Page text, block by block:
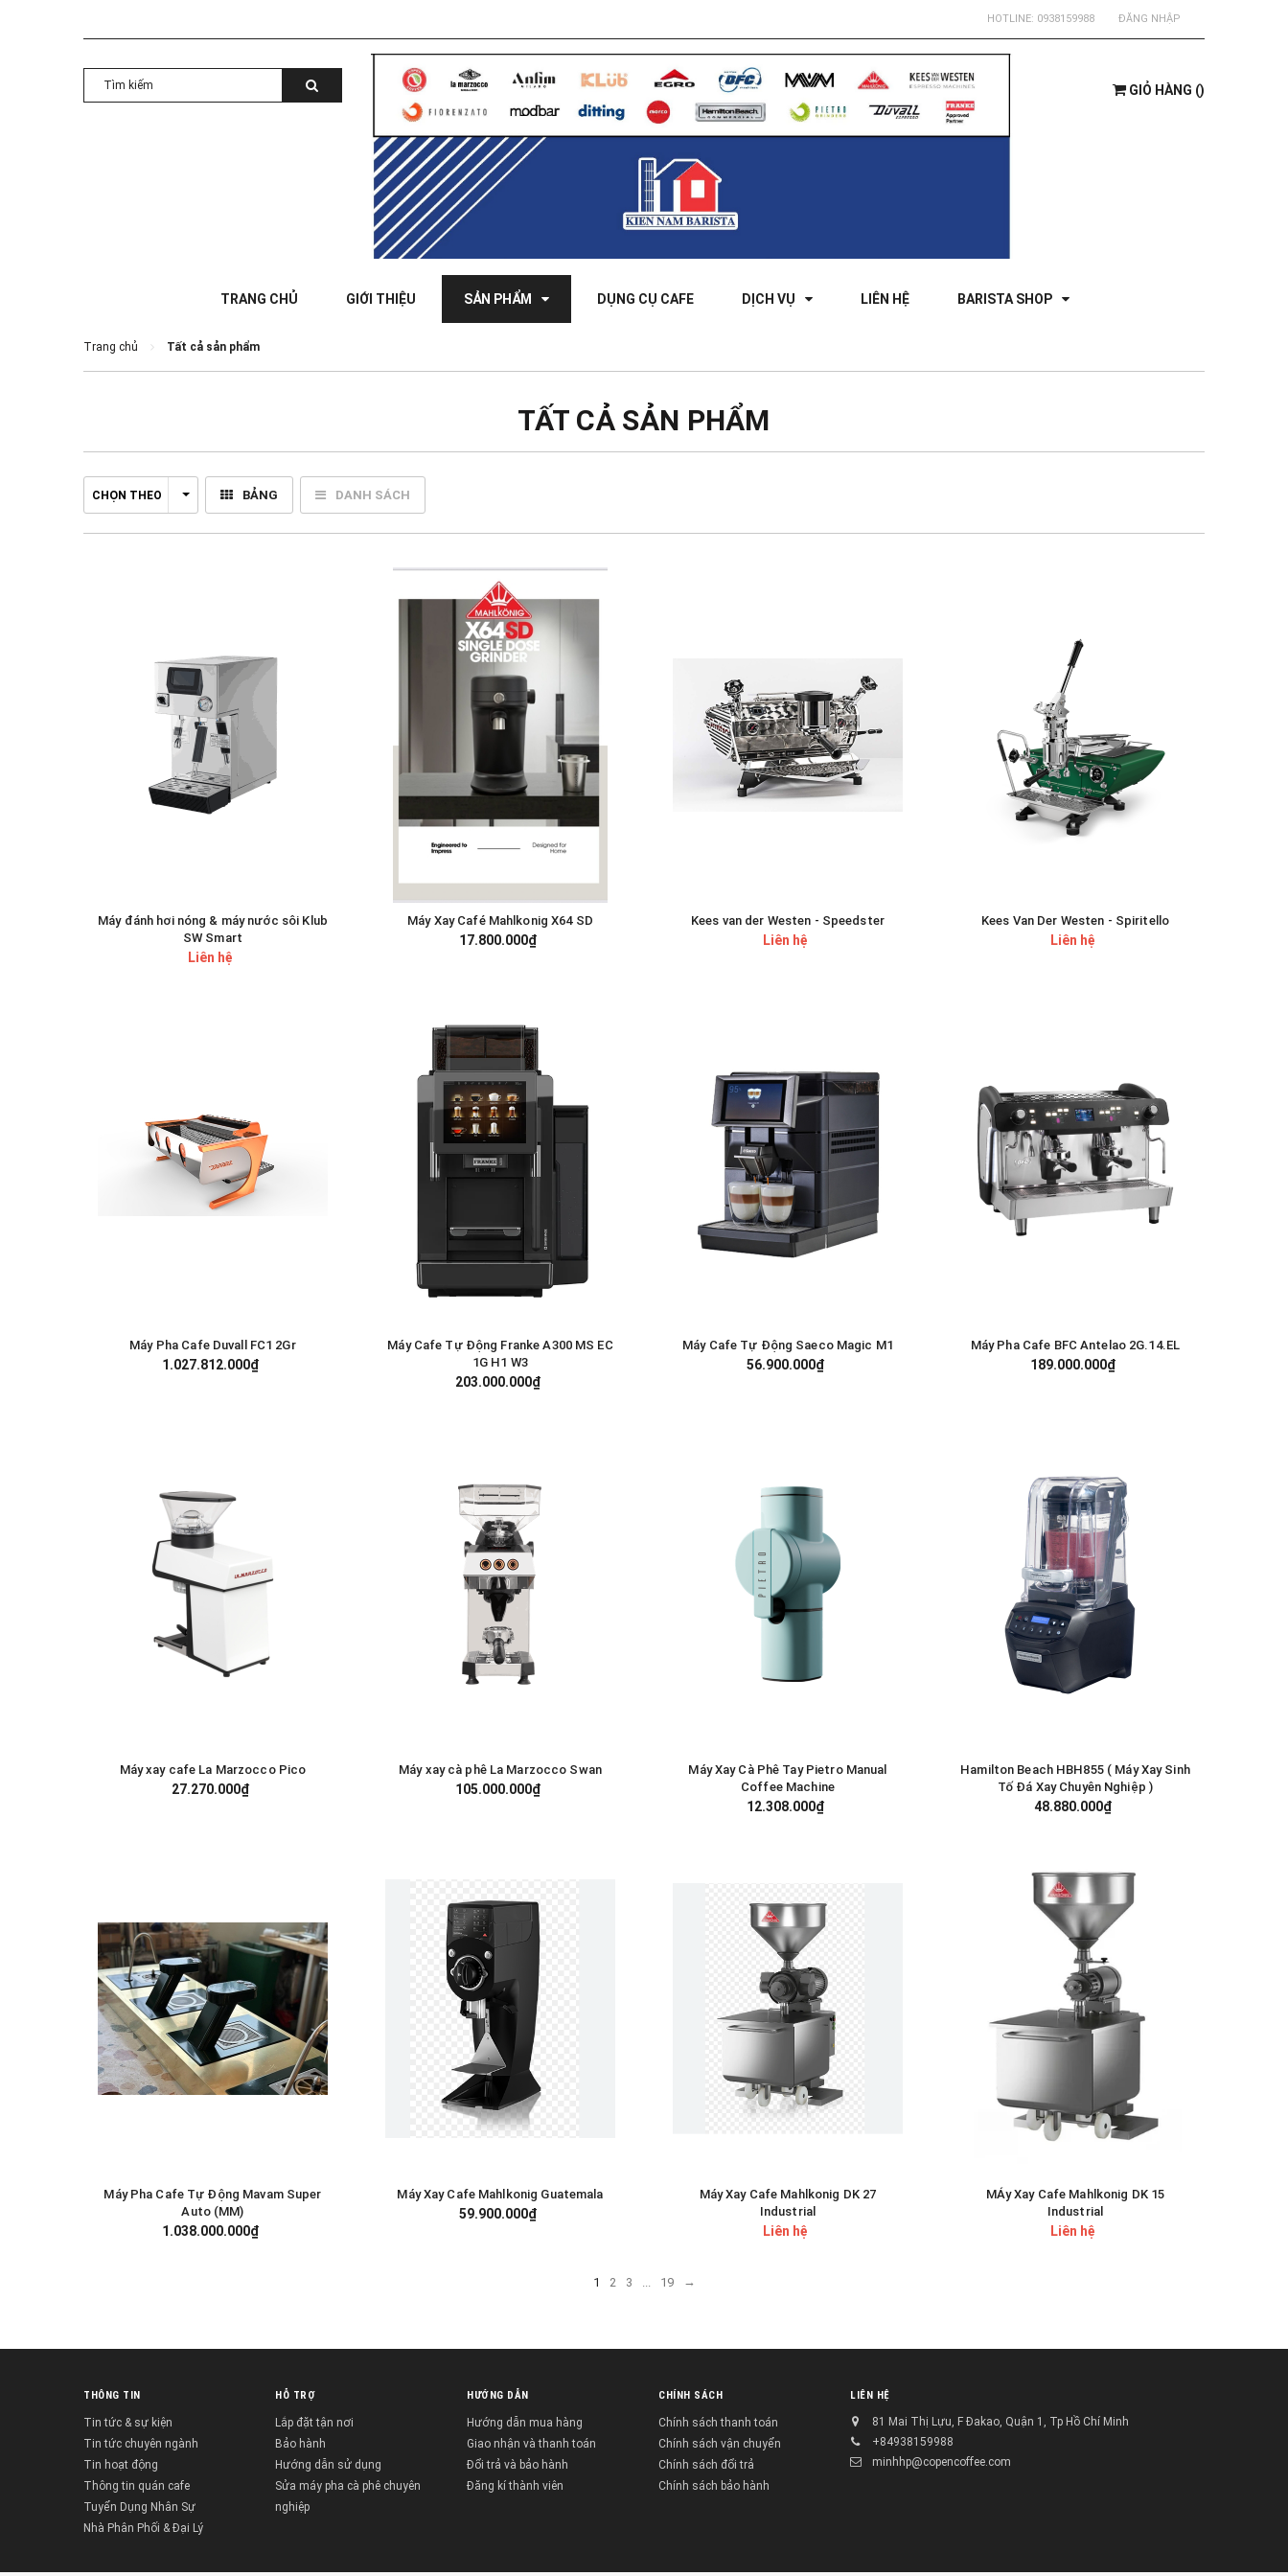
HOTLINE: 0938159988 ĐĂNG NHẬP
GIỎ HÀNG ()
TRANG CHỦ GIỚI THIỆU SẢN PHẨM DỤNG CỤ CAFE DỊCH VỤ LIÊN HỆ BARISTA SHOP
Trang chủ Tất cả sản phẩm
TẤT CẢ SẢN PHẨM
CHỌN THEO BẢNG DANH SÁCH
Máy đánh hơi nóng & máy nước sôi Klub
SW Smart
Liên hệ
GIỎ HÀNG
Máy Xay Café Mahlkonig X64 SD
17.800.000₫
Kees van der Westen - Speedster
Liên hệ
Kees Van Der Westen - Spiritello
Liên hệ
GIỎ HÀNG
Máy Pha Cafe Duvall FC1 2Gr
1.027.812.000₫
GIỎ HÀNG
Máy Cafe Tự Động Franke A300 MS EC
1G H1 W3
203.000.000₫
GIỎ HÀNG
Máy Cafe Tự Động Saeco Magic M1
56.900.000₫
GIỎ HÀNG
Máy Pha Cafe BFC Antelao 2G.14.EL
189.000.000₫
GIỎ HÀNG
Máy xay cafe La Marzocco Pico
27.270.000₫
GIỎ HÀNG
Máy xay cà phê La Marzocco Swan
105.000.000₫
GIỎ HÀNG
Máy Xay Cà Phê Tay Pietro Manual
Coffee Machine
12.308.000₫
GIỎ HÀNG
Hamilton Beach HBH855 ( Máy Xay Sinh
Tố Đá Xay Chuyên Nghiệp )
48.880.000₫
GIỎ HÀNG
Máy Pha Cafe Tự Động Mavam Super
Auto (MM)
1.038.000.000₫
GIỎ HÀNG
Máy Xay Cafe Mahlkonig Guatemala
59.900.000₫
Máy Xay Cafe Mahlkonig DK 27
Industrial
Liên hệ
MÁy Xay Cafe Mahlkonig DK 15
Industrial
Liên hệ
1 2 3 ... 19 →
THÔNG TIN
Tin tức & sự kiện
Tin tức chuyên ngành
Tin hoạt động
Thông tin quán cafe
Tuyển Dụng Nhân Sự
Nhà Phân Phối & Đại Lý
HỖ TRỢ
Lắp đặt tận nơi
Bảo hành
Hướng dẫn sử dụng
Sửa máy pha cà phê chuyên
nghiệp
HƯỚNG DẪN
Hướng dẫn mua hàng
Giao nhận và thanh toán
Đổi trả và bảo hành
Đăng kí thành viên
CHÍNH SÁCH
Chính sách thanh toán
Chính sách vận chuyển
Chính sách đổi trả
Chính sách bảo hành
LIÊN HỆ
81 Mai Thị Lựu, F Đakao, Quận 1, Tp Hồ Chí Minh
+84938159988
minhhp@copencoffee.com